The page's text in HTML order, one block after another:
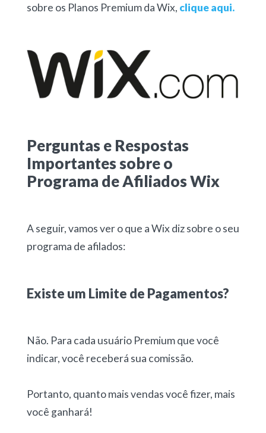
sobre os Planos Premium da Wix, clique aqui.
Perguntas e Respostas
Importantes sobre o
Programa de Afiliados Wix
A seguir, vamos ver o que a Wix diz sobre o seu
programa de afilados:
Existe um Limite de Pagamentos?
Não. Para cada usuário Premium que você
indicar, você receberá sua comissão.
Portanto, quanto mais vendas você fizer, mais
você ganhará!